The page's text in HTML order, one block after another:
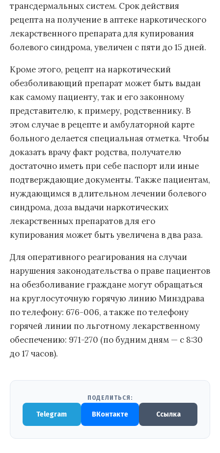
трансдермальных систем. Срок действия
рецепта на получение в аптеке наркотического
лекарственного препарата для купирования
болевого синдрома, увеличен с пяти до 15 дней.
Кроме этого, рецепт на наркотический
обезболивающий препарат может быть выдан
как самому пациенту, так и его законному
представителю, к примеру, родственнику. В
этом случае в рецепте и амбулаторной карте
больного делается специальная отметка. Чтобы
доказать врачу факт родства, получателю
достаточно иметь при себе паспорт или иные
подтверждающие документы. Также пациентам,
нуждающимся в длительном лечении болевого
синдрома, доза выдачи наркотических
лекарственных препаратов для его
купирования может быть увеличена в два раза.
Для оперативного реагирования на случаи
нарушения законодательства о праве пациентов
на обезболивание граждане могут обращаться
на круглосуточную горячую линию Минздрава
по телефону: 676-006, а также по телефону
горячей линии по льготному лекарственному
обеспечению: 971-270 (по будним дням — с 8:30
до 17 часов).
ПОДЕЛИТЬСЯ:
Telegram ВКонтакте Ссылка